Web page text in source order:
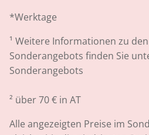
*Werktage
¹ Weitere Informationen zu
Sonderangebots finden Sie
Sonderangebots
² über 70 € in AT
Alle angezeigten Preise im